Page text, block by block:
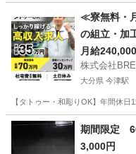
福岡空港駅
≪寮無料・
の組立・加
月給
株式会社
大分県 今津駅
【タトゥー・和彫りOK】年間休
大分 中津市 今津駅
期間限定
3,000円